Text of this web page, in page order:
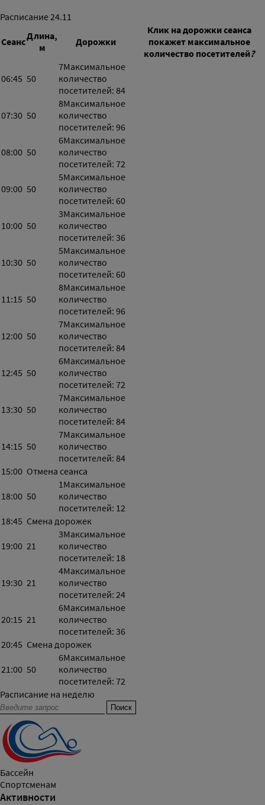
Расписание24.11
СеансДлина,
м
Дорожки
Клик на дорожки сеанса
покажет максимальное
количество посетителей?
06:45 50
7Максимальное
количество
посетителей: 84
07:30 50
8Максимальное
количество
посетителей: 96
08:00 50
6Максимальное
количество
посетителей: 72
09:00 50
5Максимальное
количество
посетителей: 60
10:00 50
3Максимальное
количество
посетителей: 36
10:30 50
5Максимальное
количество
посетителей: 60
11:15 50
8Максимальное
количество
посетителей: 96
12:00 50
7Максимальное
количество
посетителей: 84
12:45 50
6Максимальное
количество
посетителей: 72
13:30 50
7Максимальное
количество
посетителей: 84
14:15 50
7Максимальное
количество
посетителей: 84
15:00 Отмена сеанса
18:00 50
1Максимальное
количество
посетителей: 12
18:45 Смена дорожек
19:00 21
3Максимальное
количество
посетителей: 18
19:30 21
4Максимальное
количество
посетителей: 24
20:15 21
6Максимальное
количество
посетителей: 36
20:45 Смена дорожек
21:00 50
6Максимальное
количество
посетителей: 72
Расписание на неделю
Бассейн
Спортсменам
Активности